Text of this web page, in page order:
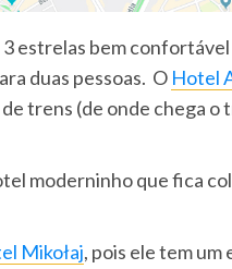
3 estrelas bem
duas pessoas. O Hotel
trens (de onde chega o
moderninho que fica
Mikołaj, pois ele tem